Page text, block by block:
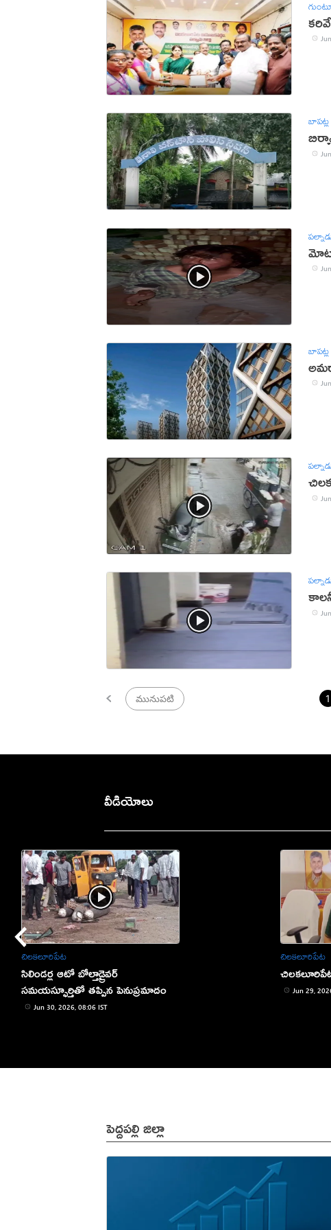
బాపట్ల
బాపట్ల
మునుపటి 1
వీడియోలు
చిలకలూరిపేట
సిలిండర్ల ఆటో బోల్తాడ్రైవర్
సమయస్ఫూర్తితో తప్పిన పెనుప్రమాదం
Jun 30, 2026, 08:06 IST
చిలకలూరిపేట
Jun 29,
పెద్దపల్లి జిల్లా